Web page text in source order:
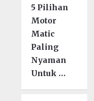
5 Pilihan
Motor
Matic
Paling
Nyaman
Untuk …